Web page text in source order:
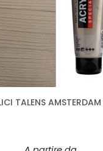
TALENS